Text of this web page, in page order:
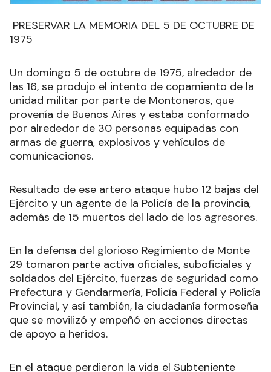
PRESERVAR LA MEMORIA DEL 5 DE OCTUBRE DE
1975
Un domingo 5 de octubre de 1975, alrededor de
las 16, se produjo el intento de copamiento de la
unidad militar por parte de Montoneros, que
provenía de Buenos Aires y estaba conformado
por alrededor de 30 personas equipadas con
armas de guerra, explosivos y vehículos de
comunicaciones.
Resultado de ese artero ataque hubo 12 bajas del
Ejército y un agente de la Policía de la provincia,
además de 15 muertos del lado de los agresores.
En la defensa del glorioso Regimiento de Monte
29 tomaron parte activa oficiales, suboficiales y
soldados del Ejército, fuerzas de seguridad como
Prefectura y Gendarmería, Policía Federal y Policía
Provincial, y así también, la ciudadanía formoseña
que se movilizó y empeñó en acciones directas
de apoyo a heridos.
En el ataque perdieron la vida el Subteniente